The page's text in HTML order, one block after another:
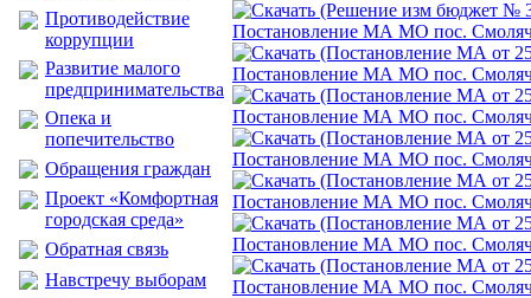
Противодействие
коррупции
Развитие малого
предпринимательства
Опека и
попечительство
Обращения граждан
Проект «Комфортная
городская среда»
Обратная связь
Навстречу выборам
Постановление МА МО пос.
Постановление МА МО пос.
Постановление МА МО пос.
Постановление МА МО пос.
Постановление МА МО пос.
Постановление МА МО пос.
Постановление МА МО пос.